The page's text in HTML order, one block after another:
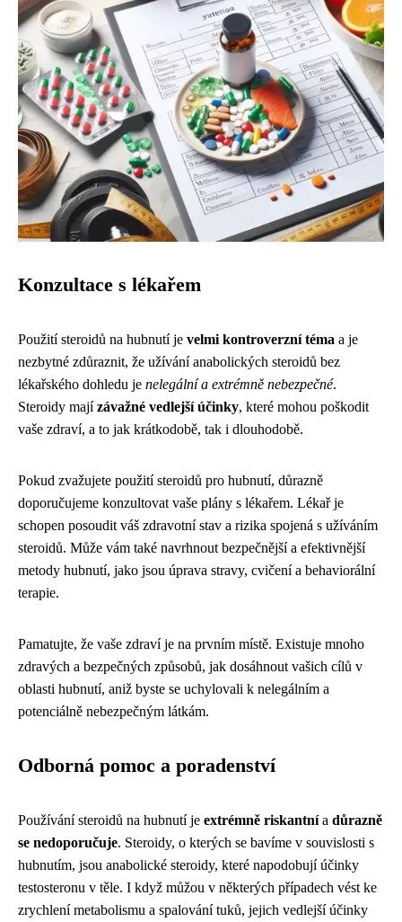
Konzultace s lékařem
Použití steroidů na hubnutí je velmi kontroverzní téma a je
nezbytné zdůraznit, že užívání anabolických steroidů bez
lékařského dohledu je nelegální a extrémně nebezpečné.
Steroidy majízávažné vedlejší účinky, které mohou poškodit
vaše zdraví, a to jak krátkodobě, tak i dlouhodobě.
Pokud zvažujete použití steroidů pro hubnutí, důrazně
doporučujeme konzultovat vaše plány s lékařem. Lékař je
schopen posoudit váš zdravotní stav a rizika spojená s užíváním
steroidů. Může vám také navrhnout bezpečnější a efektivnější
metody hubnutí, jako jsou úprava stravy, cvičení a behaviorální
terapie.
Pamatujte, že vaše zdraví je na prvním místě. Existuje mnoho
zdravých a bezpečných způsobů, jak dosáhnout vašich cílů v
oblasti hubnutí, aniž byste se uchylovali k nelegálním a
potenciálně nebezpečným látkám.
Odborná pomoc a poradenství
Používání steroidů na hubnutí je extrémně riskantnía důrazně
se nedoporučuje. Steroidy, o kterých se bavíme v souvislosti s
hubnutím, jsou anabolické steroidy, které napodobují účinky
testosteronu v těle. I když můžou v některých případech vést ke
zrychlení metabolismu a spalování tuků, jejich vedlejší účinky